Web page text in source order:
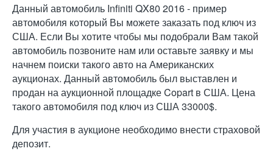
Данный автомобиль Infiniti QX80 2016 - пример
автомобиля который Вы можете заказать под ключ из
США. Если Вы хотите чтобы мы подобрали Вам такой
автомобиль позвоните нам или оставьте заявку и мы
начнем поиски такого авто на Американских
аукционах. Данный автомобиль был выставлен и
продан на аукционной площадке Copart в США. Цена
такого автомобиля под ключ из США 33000$.
Для участия в аукционе необходимо внести страховой
депозит.